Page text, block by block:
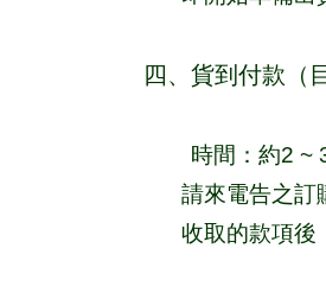
四、貨到付款（
時間： 約2 ~
請來電告之訂
收取的款項後